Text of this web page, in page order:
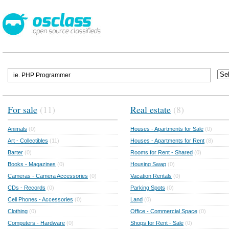
For sale (11)
Animals (0)
Art - Collectibles (11)
Barter (0)
Books - Magazines (0)
Cameras - Camera Accessories (0)
CDs - Records (0)
Cell Phones - Accessories (0)
Clothing (0)
Computers - Hardware (0)
Real estate (8)
Houses - Apartments for Sale (0)
Houses - Apartments for Rent (8)
Rooms for Rent - Shared (0)
Housing Swap (0)
Vacation Rentals (0)
Parking Spots (0)
Land (0)
Office - Commercial Space (0)
Shops for Rent - Sale (0)